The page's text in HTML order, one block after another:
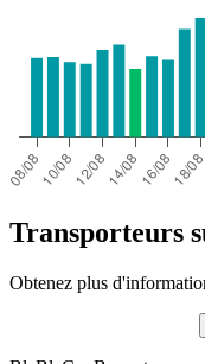
Transporteurs
Obtenez plus